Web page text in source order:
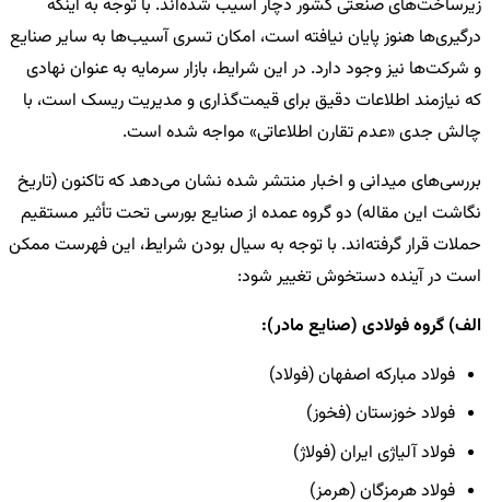
زیرساخت‌های صنعتی کشور دچار آسیب شده‌اند. با توجه به اینکه
درگیری‌ها هنوز پایان نیافته است، امکان تسری آسیب‌ها به سایر صنایع
و شرکت‌ها نیز وجود دارد. در این شرایط، بازار سرمایه به عنوان نهادی
که نیازمند اطلاعات دقیق برای قیمت‌گذاری و مدیریت ریسک است، با
چالش جدی «عدم تقارن اطلاعاتی» مواجه شده است.
بررسی‌های میدانی و اخبار منتشر شده نشان می‌دهد که تاکنون (تاریخ
نگاشت این مقاله) دو گروه عمده از صنایع بورسی تحت تأثیر مستقیم
حملات قرار گرفته‌اند. با توجه به سیال بودن شرایط، این فهرست ممکن
است در آینده دستخوش تغییر شود:
الف) گروه فولادی (صنایع مادر):
فولاد مبارکه اصفهان (فولاد)
فولاد خوزستان (فخوز)
فولاد آلیاژی ایران (فولاژ)
فولاد هرمزگان (هرمز)